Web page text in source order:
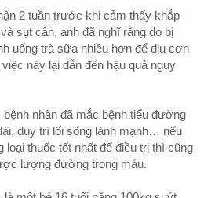
2 tuần trước khi cảm thấy khắp
sụt cân, anh đã nghĩ rằng do bị
uống trà sữa nhiều hơn để dịu cơn
này lại dẫn đến hậu quả nguy
nhân đã mắc bệnh tiểu đường
duy trì lối sống lành mạnh… nếu
loại thuốc tốt nhất để điều trị thì cũng
lượng đường trong máu.